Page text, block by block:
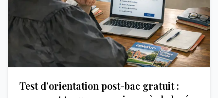
Test d’orientation post-bac gratuit :